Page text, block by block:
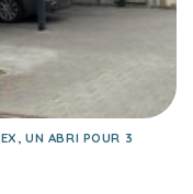
UN ABRI POUR 3